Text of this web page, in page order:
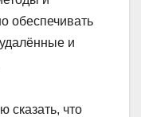
обеспечивать
и
сказать, что